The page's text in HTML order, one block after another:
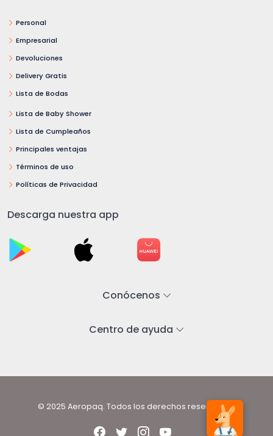
Personal
Empresarial
Devoluciones
Delivery Gratis
Lista de Bodas
Lista de Baby Shower
Lista de Cumpleaños
Principales ventajas
Términos de uso
Políticas de Privacidad
Descarga nuestra app
Conócenos
Centro de ayuda
© 2025 Aeropaq. Todos los derechos reservados.